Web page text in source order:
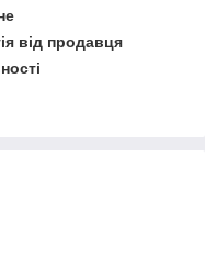
від продавця